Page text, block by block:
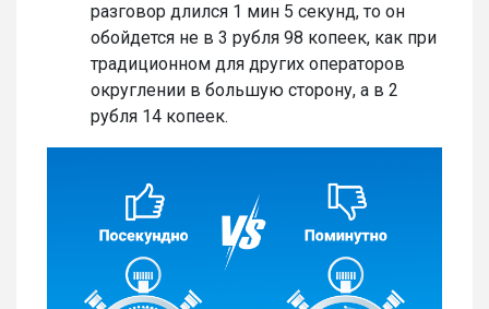
разговор длился 1 мин 5 секунд, то он
обойдется не в 3 рубля 98 копеек, как при
традиционном для других операторов
округлении в большую сторону, а в 2
рубля 14 копеек.